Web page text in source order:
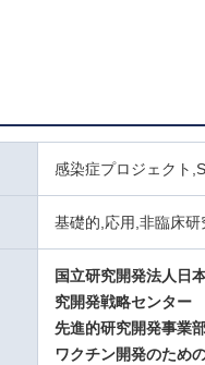
感染症プロジェクト
基礎的,応用,非臨床
国立研究開発法人日
究開発戦略センター
先進的研究開発事業
ワクチン開発のため